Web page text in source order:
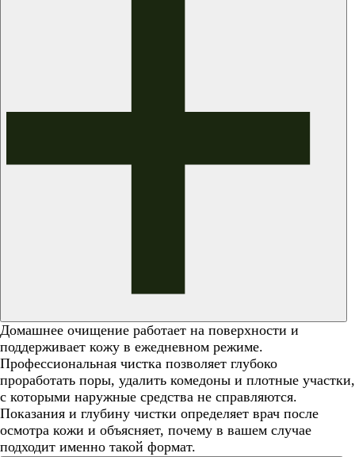
Домашнее очищение работает на поверхности и
поддерживает кожу в ежедневном режиме.
Профессиональная чистка позволяет глубоко
проработать поры, удалить комедоны и плотные участки,
с которыми наружные средства не справляются.
Показания и глубину чистки определяет врач после
осмотра кожи и объясняет, почему в вашем случае
подходит именно такой формат.